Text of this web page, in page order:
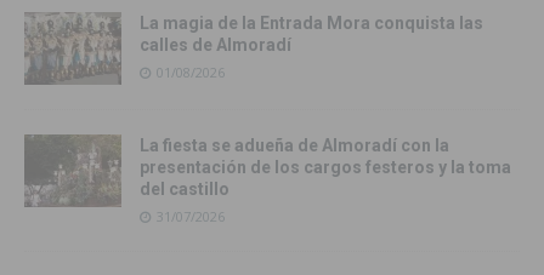
La magia de la Entrada Mora conquista las
calles de Almoradí
01/08/2026
La fiesta se adueña de Almoradí con la
presentación de los cargos festeros y la toma
del castillo
31/07/2026